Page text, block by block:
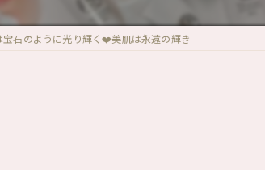
宝石のように光り輝く❤️美肌は永遠の輝き